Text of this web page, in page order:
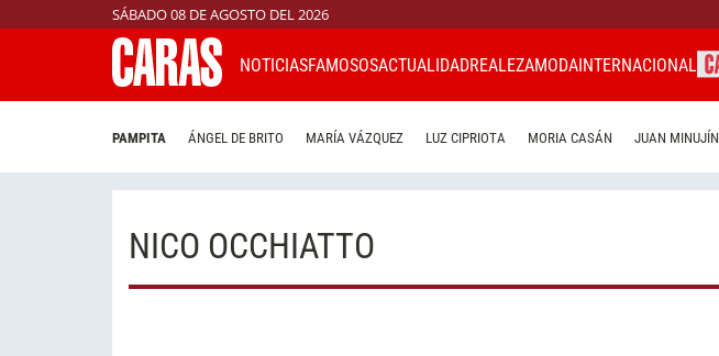
SÁBADO 08 DE AGOSTO DEL 2026
NOTICIASFAMOSOSACTUALIDADREALEZAMODAINTERNACIONAL
PAMPITA ÁNGEL DE BRITO MARÍA VÁZQUEZ LUZ CIPRIOTA MORIA CASÁN JUAN MINUJÍN
NICO OCCHIATTO